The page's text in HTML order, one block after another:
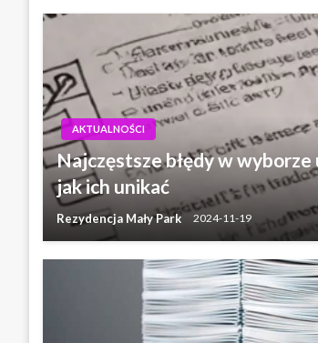
AKTUALNOŚCI
Najczęstsze błędy w
jak ich unikać
Rezydencja Mały Park 2024-11-19